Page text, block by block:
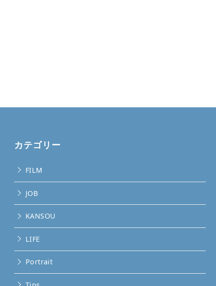
カテゴリー
FILM
JOB
KANSOU
LIFE
Portrait